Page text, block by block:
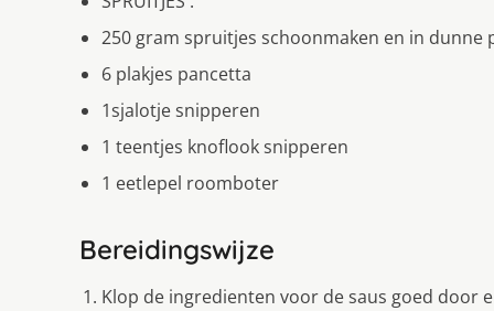
250 gram spruitjes schoonmaken en in dunne
6 plakjes pancetta
1sjalotje snipperen
1 teentjes knoflook snipperen
1 eetlepel roomboter
Bereidingswijze
Klop de ingredienten voor de saus goed door